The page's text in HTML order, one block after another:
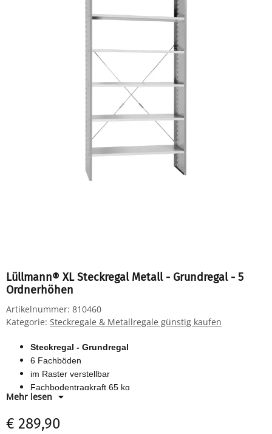
Lüllmann® XL Steckregal Metall - Grundregal - 5
Ordnerhöhen
Artikelnummer: 810460
Kategorie: Steckregale & Metallregale günstig kaufen
Steckregal - Grundregal
6 Fachböden
im Raster verstellbar
Fachbodentragkraft 65 kg
Farbe: RAL 7035 Lichtgrau
Mehr lesen
€ 289,90